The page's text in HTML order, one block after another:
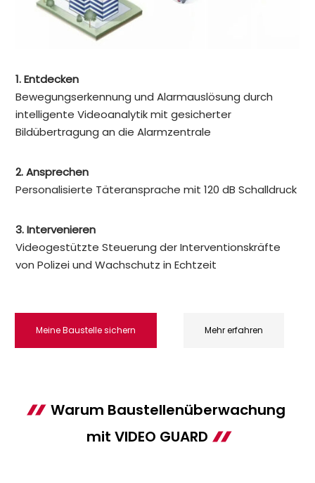
1. Entdecken
Bewegungserkennung und Alarmauslösung durch
intelligente Videoanalytik mit gesicherter
Bildübertragung an die Alarmzentrale
2. Ansprechen
Personalisierte Täteransprache mit 120 dB Schalldruck
3. Intervenieren
Videogestützte Steuerung der Interventionskräfte
von Polizei und Wachschutz in Echtzeit
Meine Baustelle sichern Mehr erfahren
Warum Baustellenüberwachung
mit VIDEO GUARD